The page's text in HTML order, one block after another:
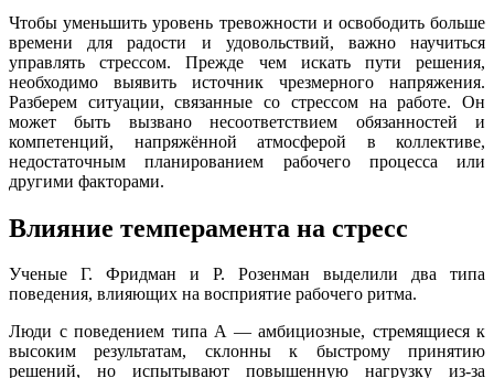
копии)
Чтобы уменьшить уровень тревожности и освободить больше
времени для радости и удовольствий, важно научиться
управлять стрессом. Прежде чем искать пути решения,
необходимо выявить источник чрезмерного напряжения.
Разберем ситуации, связанные со стрессом на работе. Он
может быть вызвано несоответствием обязанностей и
компетенций, напряжённой атмосферой в коллективе,
недостаточным планированием рабочего процесса или
другими факторами.
Влияние темперамента на стресс
Ученые Г. Фридман и Р. Розенман выделили два типа
поведения, влияющих на восприятие рабочего ритма.
Люди с поведением типа A — амбициозные, стремящиеся к
высоким результатам, склонны к быстрому принятию
решений, но испытывают повышенную нагрузку из-за